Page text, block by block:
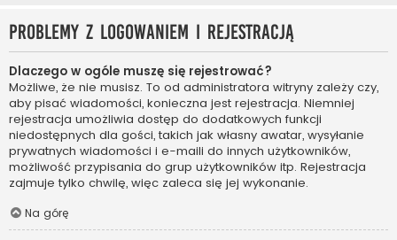
Problemy z logowaniem i rejestracją
Dlaczego w ogóle muszę się rejestrować?
Możliwe, że nie musisz. To od administratora witryny zależy czy,
aby pisać wiadomości, konieczna jest rejestracja. Niemniej
rejestracja umożliwia dostęp do dodatkowych funkcji
niedostępnych dla gości, takich jak własny awatar, wysyłanie
prywatnych wiadomości i e-maili do innych użytkowników,
możliwość przypisania do grup użytkowników itp. Rejestracja
zajmuje tylko chwilę, więc zaleca się jej wykonanie.
Na górę